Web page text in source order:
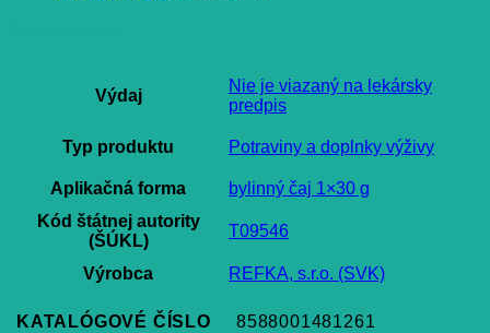
Výdaj
Nie je viazaný na lekársky
predpis
Typ produktu Potraviny a doplnky výživy
Aplikačná forma
bylinný čaj 1×30 g
Kód štátnej autority
(ŠÚKL)
T09546
Výrobca REFKA, s.r.o. (SVK)
KATALÓGOVÉ ČÍSLO 8588001481261